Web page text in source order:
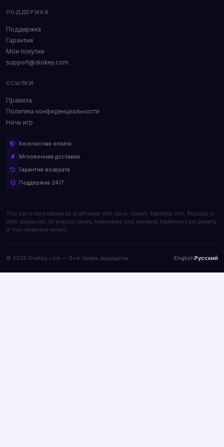
ПОДДЕРЖКА
Поддержка
Гарантия
Мои покупки
support@diokey.com
ССЫЛКИ
Правила
Политика конфиденциальности
Ночь игр
Безопасная оплата
Мгновенная доставка
Гарантия возврата
Поддержка 24/7
This site is not endorsed by or affiliated with Valve, Ubisoft, Electronic Arts, Blizzard, or
other companies. All product names, trademarks, and registered trademarks are property
of their respective owners.
© 2026 DioKey.com — Все права защищены. EnglishРусский